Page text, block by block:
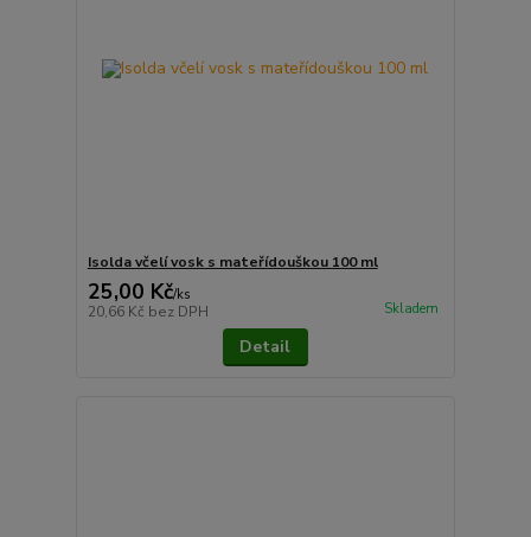
Isolda včelí vosk s mateřídouškou 100 ml
25,00 Kč/ks
20,66 Kč bez DPH Skladem
Detail